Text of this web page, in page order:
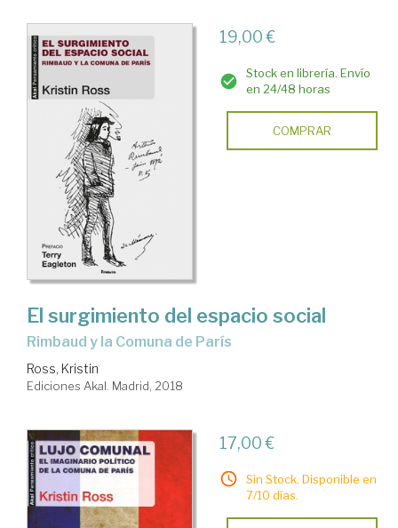
19,00 €
Stock en librería. Envío
en 24/48 horas
COMPRAR
El surgimiento del espacio social
Rimbaud y la Comuna de París
Ross, Kristin
Ediciones Akal. Madrid, 2018
17,00 €
Sin Stock. Disponible en
7/10 días.